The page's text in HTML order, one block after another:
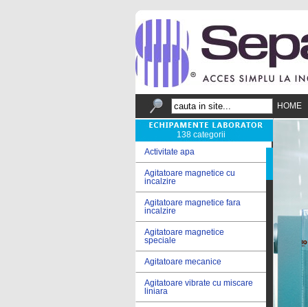
HOME
138 categorii
Activitate apa
Agitatoare magnetice cu
incalzire
Agitatoare magnetice fara
incalzire
Agitatoare magnetice
speciale
Agitatoare mecanice
Agitatoare vibrate cu miscare
liniara